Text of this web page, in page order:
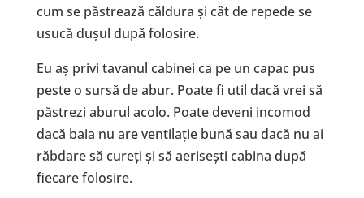
cum se păstrează căldura și cât de repede se
usucă dușul după folosire.
Eu aș privi tavanul cabinei ca pe un capac pus
peste o sursă de abur. Poate fi util dacă vrei să
păstrezi aburul acolo. Poate deveni incomod
dacă baia nu are ventilație bună sau dacă nu ai
răbdare să cureți și să aerisești cabina după
fiecare folosire.